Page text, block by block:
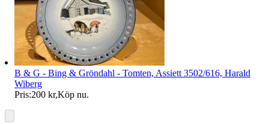
B & G - Bing & Gröndahl - Tomten, Assiett 3502/616, Harald
Wiberg
Pris:200 kr,Köp nu.